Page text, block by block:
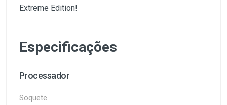
Extreme Edition!
Especificações
Processador
Soquete